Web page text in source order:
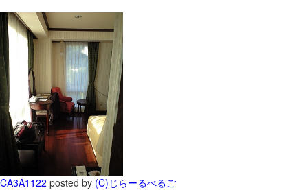
CA3A1122 posted by (C)じらーるぺるご